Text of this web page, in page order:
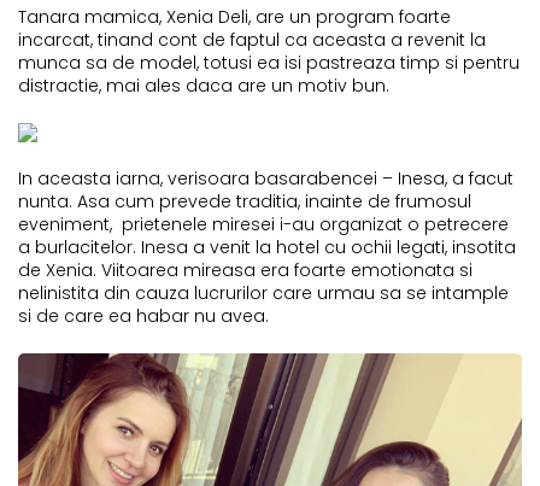
Tanara mamica, Xenia Deli, are un program foarte
incarcat, tinand cont de faptul ca aceasta a revenit la
munca sa de model, totusi ea isi pastreaza timp si pentru
distractie, mai ales daca are un motiv bun.
In aceasta iarna, verisoara basarabencei – Inesa, a facut
nunta. Asa cum prevede traditia, inainte de frumosul
eveniment, prietenele miresei i-au organizat o petrecere
a burlacitelor. Inesa a venit la hotel cu ochii legati, insotita
de Xenia. Viitoarea mireasa era foarte emotionata si
nelinistita din cauza lucrurilor care urmau sa se intample
si de care ea habar nu avea.